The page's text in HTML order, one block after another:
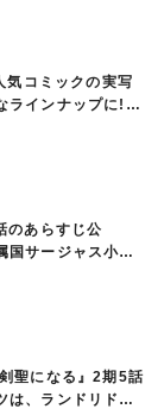
コミックの実写
ラインナップに!!
のあらすじ公
サージャス小王
聖になる』2期5話
、ランドリドに